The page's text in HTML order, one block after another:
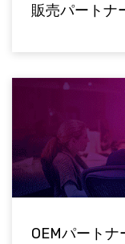
販売パートナ
OEMパートナ